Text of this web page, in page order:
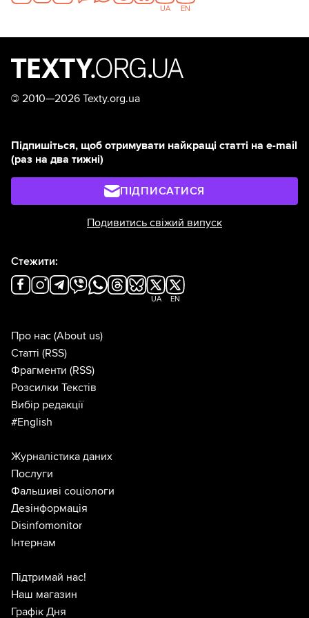
років).З дозволу автора
світлини.
UA EN
© 2010—2026 Texty.org.ua
Підпишіться, щоб отримувати найкращі статті на e-mail
(раз на два тижні)
ПІДПИСАТИСЯ
Подивитись свіжий випуск
Стежити:
UA EN
Про нас (About us)
Статті (RSS)
Фрагменти (RSS)
Розсилки Текстів
Вибір редакції
#English
Журналістика даних
Послуги
Фальшиві соціологи
Дезінформація
Disinfomonitor
Інтернам
Підтримай нас!
Наш магазин
Графік Дня